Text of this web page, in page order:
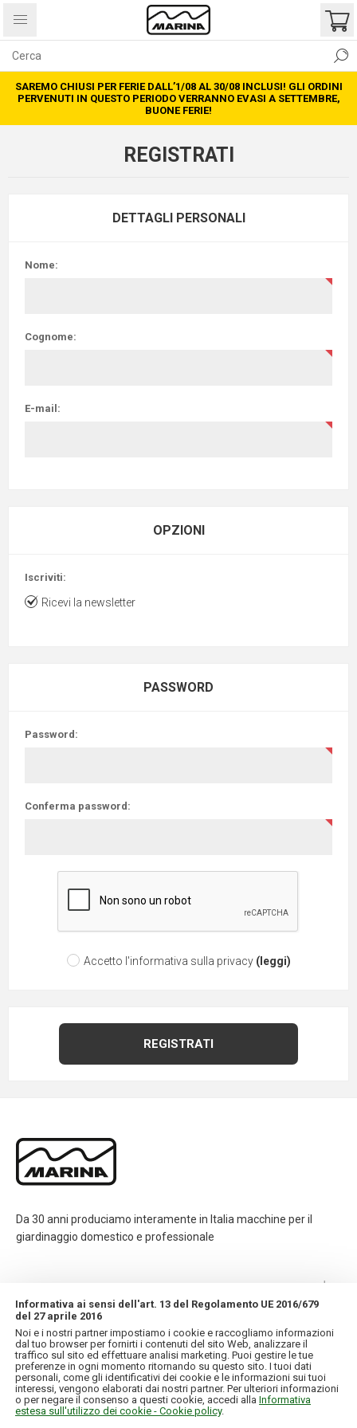
SAREMO CHIUSI PER FERIE DALL’1/08 AL 30/08 INCLUSI! GLI ORDINI
PERVENUTI IN QUESTO PERIODO VERRANNO EVASI A SETTEMBRE,
BUONE FERIE!
REGISTRATI
DETTAGLI PERSONALI
Nome:
Cognome:
E-mail:
OPZIONI
Iscriviti:
Ricevi la newsletter
PASSWORD
Password:
Conferma password:
Accetto l'informativa sulla privacy (leggi)
Da 30 anni produciamo interamente in Italia macchine per il
giardinaggio domestico e professionale
INFORMAZIONI
IL MIO ACCOUNT
Informativa ai sensi dell'art. 13 del Regolamento UE 2016/679
del 27 aprile 2016
Noi e i nostri partner impostiamo i cookie e raccogliamo informazioni
dal tuo browser per fornirti i contenuti del sito Web, analizzare il
traffico sul sito ed effettuare analisi marketing. Puoi gestire le tue
preferenze in ogni momento ritornando su questo sito. I tuoi dati
personali, come gli identificativi dei cookie e le informazioni sui tuoi
interessi, vengono elaborati dai nostri partner. Per ulteriori informazioni
o per negare il consenso a questi cookie, accedi alla Informativa
estesa sull'utilizzo dei cookie - Cookie policy.